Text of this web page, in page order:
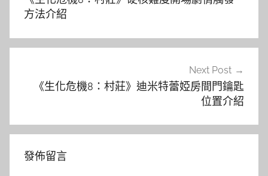
覽
方法介紹
Next Post
《生化危機8：村莊》迪米特蕾婭房間門鑰匙
位置介紹
發佈留言